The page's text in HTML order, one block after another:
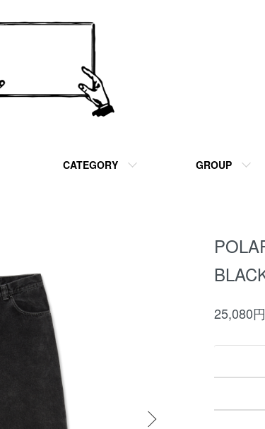
CATEGORY GROUP
25,080